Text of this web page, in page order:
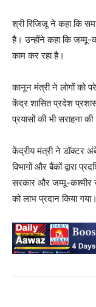
श्री रिजिजू ने कहा कि
है। उन्होंने कहा कि जम्मू-
काम कर रहा है।
कानून मंत्री ने लोगों को
केंद्र शासित प्रदेश
प्रयासों की भी सराहना
केंद्रीय मंत्री ने डॉक्टर
विभागों और बैंकों द्वारा
सरकार और जम्मू-कश्मीर
को लाभ प्रदान किया गया।